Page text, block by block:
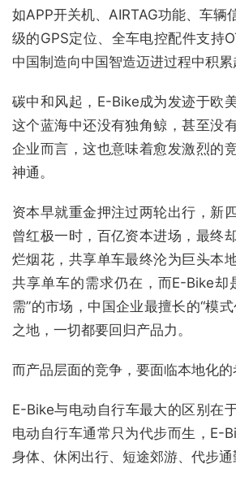
如APP开关机、AIRTAG功能、车辆
级的GPS定位、全车电控配件支持
中国制造向中国智造迈进过程中积累
碳中和风起，E-Bike成为发迹于欧
这个蓝海中还没有独角鲸，甚至没
企业而言，这也意味着愈发激烈的
神通。
资本早就重金押注过两轮出行，新
曾红极一时，百亿资本进场，最终
烂烟花，共享单车最终沦为巨头本
共享单车的需求仍在，而E-Bike却
需”的市场，中国企业最擅长的“模
之地，一切都要回归产品力。
而产品层面的竞争，要面临本地化的
E-Bike与电动自行车最大的区别在
电动自行车通常只为代步而生，E-
身体、休闲出行、短途郊游、代步通